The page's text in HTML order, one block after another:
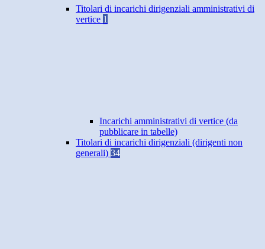
Titolari di incarichi dirigenziali amministrativi di
vertice 1
Incarichi amministrativi di vertice (da
pubblicare in tabelle)
Titolari di incarichi dirigenziali (dirigenti non
generali) 34